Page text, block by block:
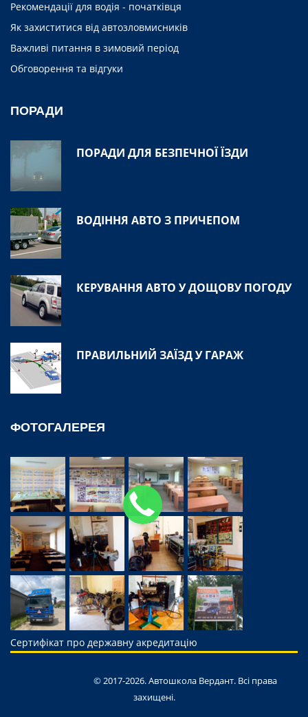
Рекомендації для водія - початківця
Як захиститися від автозловмисників
Важливі питання в зимовий період
Обговорення та відгуки
ПОРАДИ
ПОРАДИ ДЛЯ БЕЗПЕЧНОЇ ЇЗДИ
ВОДІННЯ АВТО З ПРИЧЕПОМ
КЕРУВАННЯ АВТО У ДОЩОВУ ПОГОДУ
ПРАВИЛЬНИЙ ЗАЇЗД У ГАРАЖ
ФОТОГАЛЕРЕЯ
Сертифікат про державну акредитацію
© 2017-2026. Автошкола Вердант. Всі права
захищені.